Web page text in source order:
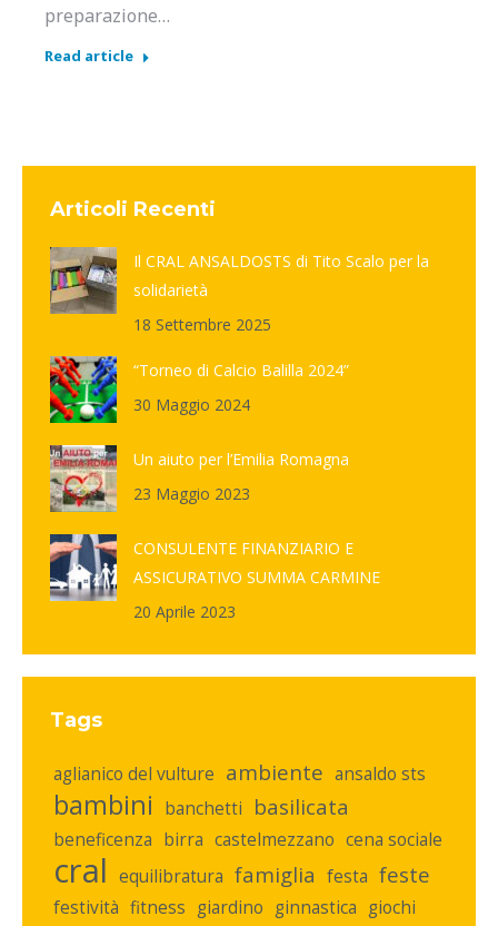
preparazione…
Read article
Articoli Recenti
Il CRAL ANSALDOSTS di Tito Scalo per la
solidarietà
18 Settembre 2025
“Torneo di Calcio Balilla 2024”
30 Maggio 2024
Un aiuto per l’Emilia Romagna
23 Maggio 2023
CONSULENTE FINANZIARIO E
ASSICURATIVO SUMMA CARMINE
20 Aprile 2023
Tags
aglianico del vulture ambiente ansaldo sts
bambini banchetti basilicata
beneficenza birra castelmezzano cena sociale
cral equilibratura famiglia festa feste
festività fitness giardino ginnastica giochi